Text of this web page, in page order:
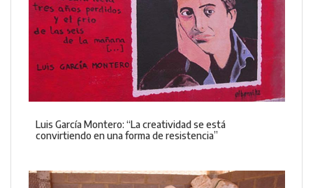
Luis García Montero: “La creatividad se está
convirtiendo en una forma de resistencia”